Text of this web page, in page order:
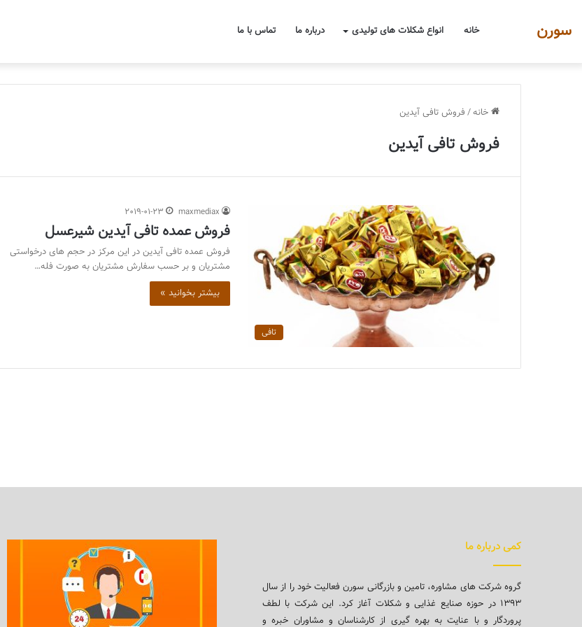
سورن خانه انواع شکلات های تولیدی درباره ما تماس با ما
خانه/ فروش تافی آیدین
فروش تافی آیدین
تافی
maxmediax
2019-01-23
فروش عمده تافی آیدین شیرعسل
فروش عمده تافی آیدین در این مرکز در حجم های درخواستی
مشتریان و بر حسب سفارش مشتریان به صورت فله…
بیشتر بخوانید »
کمی درباره ما
گروه شرکت های مشاوره، تامین و بازرگانی سورن فعالیت خود را از سال
۱۳۹۳ در حوزه صنایع غذایی و شکلات آغاز کرد. این شرکت با لطف
پروردگار و با عنایت به بهره گیری از کارشناسان و مشاوران خبره و